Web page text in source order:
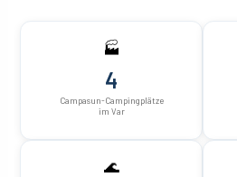
🏭
4
Campasun-Campingplätze
im Var
🌊